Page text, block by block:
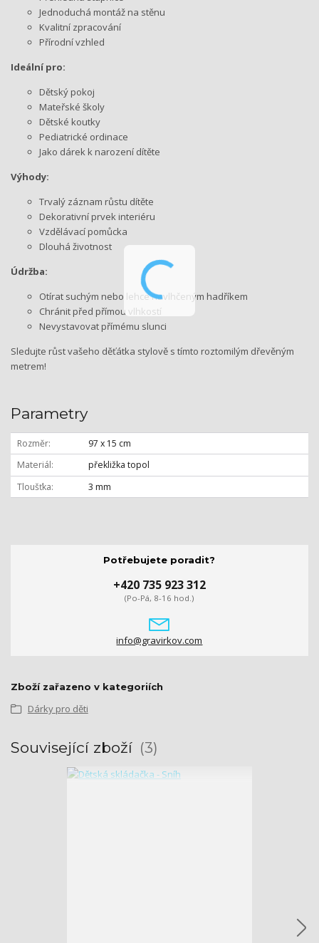
Jednoduchá montáž na stěnu
Kvalitní zpracování
Přírodní vzhled
Ideální pro:
Dětský pokoj
Mateřské školy
Dětské koutky
Pediatrické ordinace
Jako dárek k narození dítěte
Výhody:
Trvalý záznam růstu dítěte
Dekorativní prvek interiéru
Vzdělávací pomůcka
Dlouhá životnost
Údržba:
Otírat suchým nebo lehce navlhčeným hadříkem
Chránit před přímou vlhkostí
Nevystavovat přímému slunci
Sledujte růst vašeho děťátka stylově s tímto roztomilým dřevěným
metrem!
Parametry
Rozměr
97 x 15 cm
Materiál
překližka topol
Tloušťka
3 mm
Potřebujete poradit?
+420 735 923 312
(Po-Pá, 8-16 hod.)
info@gravirkov.com
Zboží zařazeno v kategoriích
Dárky pro děti
Související zboží 3